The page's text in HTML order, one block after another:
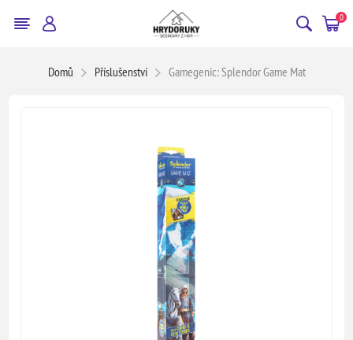
0
Domů Příslušenství Gamegenic: Splendor Game Mat